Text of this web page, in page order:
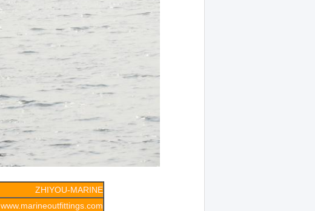
ZHIYOU-MARINE
www.marineoutfittings.com